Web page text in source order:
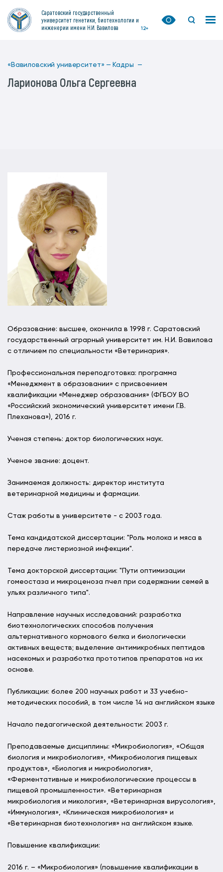
Саратовский государственный
университет генетики, биотехнологии и
инженерии имени Н.И. Вавилова
12+
«Вавиловский университет» — Кадры —
Ларионова Ольга Сергеевна
Образование: высшее, окончила в 1998 г. Саратовский
государственный аграрный университет им. Н.И. Вавилова
с отличием по специальности «Ветеринария».
Профессиональная переподготовка: программа
«Менеджмент в образовании» с присвоением
квалификации «Менеджер образования» (ФГБОУ ВО
«Российский экономический университет имени Г.В.
Плеханова»), 2016 г.
Ученая степень: доктор биологических наук.
Ученое звание: доцент.
Занимаемая должность: директор института
ветеринарной медицины и фармации.
Стаж работы в университете - с 2003 года.
Тема кандидатской диссертации: "Роль молока и мяса в
передаче листериозной инфекции".
Тема докторской диссертации: "Пути оптимизации
гомеостаза и микроценоза пчел при содержании семей в
ульях различного типа".
Направление научных исследований: разработка
биотехнологических способов получения
альтернативного кормового белка и биологически
активных веществ; выделение антимикробных пептидов
насекомых и разработка прототипов препаратов на их
основе.
Публикации: более 200 научных работ и 33 учебно-
методических пособий, в том числе 14 на английском языке
Начало педагогической деятельности: 2003 г.
Преподаваемые дисциплины: «Микробиология», «Общая
биология и микробиология», «Микробиология пищевых
продуктов», «Биология и микробиология»,
«Ферментативные и микробиологические процессы в
пищевой промышленности». «Ветеринарная
микробиология и микология», «Ветеринарная вирусология»,
«Иммунология», «Клиническая микробиология» и
«Ветеринарная биотехнология» на английском языке.
Повышение квалификации:
2016 г. – «Микробиология» (повышение квалификации в